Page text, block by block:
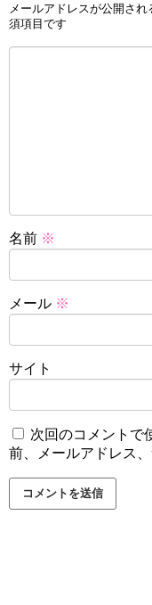
メールアドレスが公開され
須項目です
名前 ※
メール ※
サイト
次回のコメントで
前、メールアドレス